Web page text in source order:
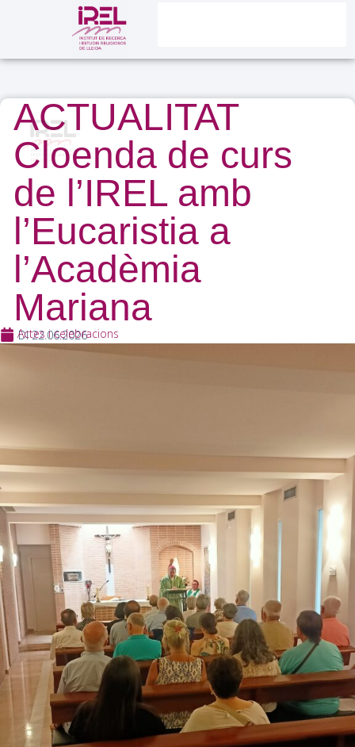
ACTUALITAT
Cloenda de curs
de l’IREL amb
l’Eucaristia a
l’Acadèmia
Mariana
Dl 22.06.2026
Actes i celebracions